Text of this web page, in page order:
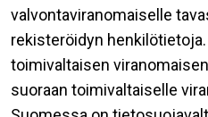
valvontaviranomaiselle
rekisteröidyn
toimivaltaisen
suoraan toimivaltaiselle